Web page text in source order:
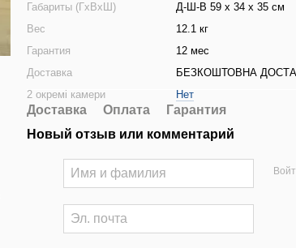
Габариты (ГхВхШ)
Д-Ш-В 59 х 34 х 35 см
Вес
12.1 кг
Гарантия
12 мес
Доставка
БЕЗКОШТОВНА
2 окремі камери
Нет
Доставка Оплата
Гарантия
Новый отзыв или комментарий